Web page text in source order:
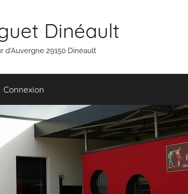
Dinéault
d'Auvergne 29150 Dinéault
Connexion